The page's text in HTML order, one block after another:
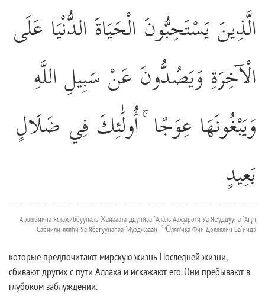
الَّذِينَ يَسْتَحِبُّونَ الْحَيَاةَ الدُّنْيَا عَلَى
الْآخِرَةِ وَيَصُدُّونَ عَنْ سَبِيلِ اللَّهِ
وَيَبْغُونَهَا عِوَجًا ۚ أُولَٰئِكَ فِي ضَلَالٍ
بَعِيدٍ
А-лляз̱иина Ястах̣иббууналь-Х̣айааата-ддунйаа `Алáль-'Аах̮ыроти Уа Яс̣уддууна `Аңң
Сабиили-лляhи Уа Ябэг̣уунаhаа `Иуэджааан ۚ 'Ūляя'ика Фии Доляялин Ба`иидэ
которые предпочитают мирскую жизнь Последней жизни,
сбивают других с пути Аллаха и искажают его. Они пребывают в
глубоком заблуждении.